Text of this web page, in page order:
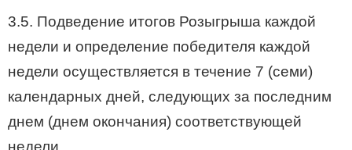
3.5. Подведение итогов Розыгрыша каждой
недели и определение победителя каждой
недели осуществляется в течение 7 (семи)
календарных дней, следующих за последним
днем (днем окончания) соответствующей
недели.